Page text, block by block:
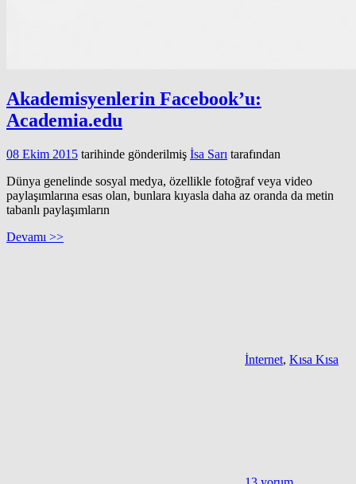
Akademisyenlerin Facebook’u:
Academia.edu
08 Ekim 2015 tarihinde gönderilmiş İsa Sarı tarafından
Dünya genelinde sosyal medya, özellikle fotoğraf veya video
paylaşımlarına esas olan, bunlara kıyasla daha az oranda da metin
tabanlı paylaşımların
Devamı >>
İnternet, Kısa Kısa